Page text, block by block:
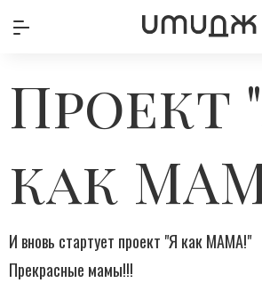
Проект
как
И вновь стартует проект "Я как МАМА!"
Прекрасные мамы!!!